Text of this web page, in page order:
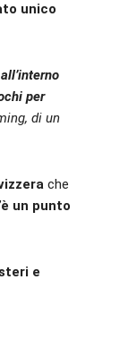
unico
per
di un
che
un punto
e